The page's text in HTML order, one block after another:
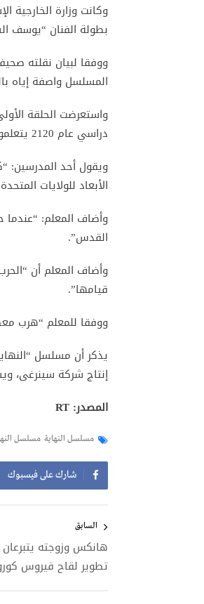
وكانت وزارة الخارجية
بطولة الفنان “يوسف
ووفقا لبيان نقلته
المسلسل واصفة إياه
واستعرضت الحلقة
دراسي عام 2120 يتعلمون عن “حرب تحرير القدس”.
ويقول أحد المدرسين:
الأبعاد للولايات
وأضاف المعلم: “عندما
القدس”.
قيامها”.
ووفقا للمعلم “هرب
يذكر أن مسلسل
إنتاج شركة سينرغى،
المصدر: RT
مسلسل النهاية مسلسل النهاية
شارك على فيسبوك
المقالات
السابق
هانكس وزوجته
تطوير لقاح فيروس